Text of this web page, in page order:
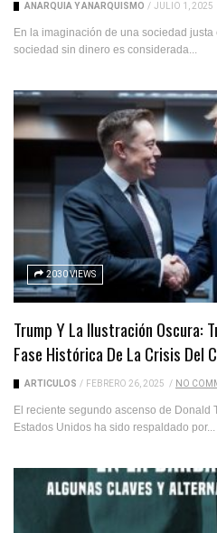
ANARQUÍA Y ANARQUISMO / JULIO 1, 2025
En la imaginación de una sociedad
sociedad sin dinero es considerada...
2030 VIEWS
Trump Y La Ilustración Oscura:
Fase Histórica De La Crisis Del
ARTICULOS / FEBRERO 26, 2025 / NO
El reciente segundo ascenso de Donald
Estados Unidos ha sido respaldado por...